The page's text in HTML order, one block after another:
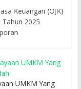
Keuangan (OJK)
2025
UMKM Yang